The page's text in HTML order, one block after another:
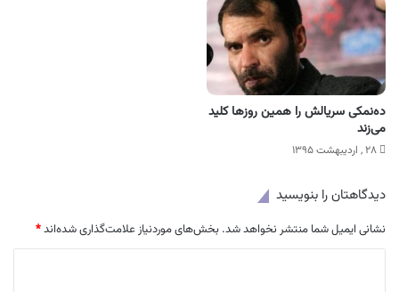
ده‌نمکی سریالش را همین روزها کلید
می‌زند
۲۸ , اردیبهشت ۱۳۹۵
دیدگاهتان را بنویسید
نشانی ایمیل شما منتشر نخواهد شد. بخش‌های موردنیاز علامت‌گذاری شده‌اند*